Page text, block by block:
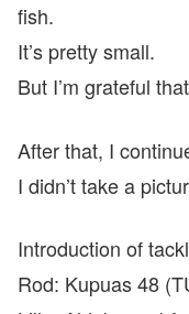
fish.
It’s pretty small.
But I’m grateful
After that, I
I didn’t take a
Introduction of
Rod: Kupuas 48